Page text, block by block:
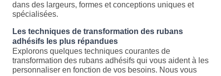
dans des largeurs, formes et conceptions uniques et
spécialisées.
Les techniques de transformation des rubans
adhésifs les plus répandues
Explorons quelques techniques courantes de
transformation des rubans adhésifs qui vous aident à les
personnaliser en fonction de vos besoins. Nous vous